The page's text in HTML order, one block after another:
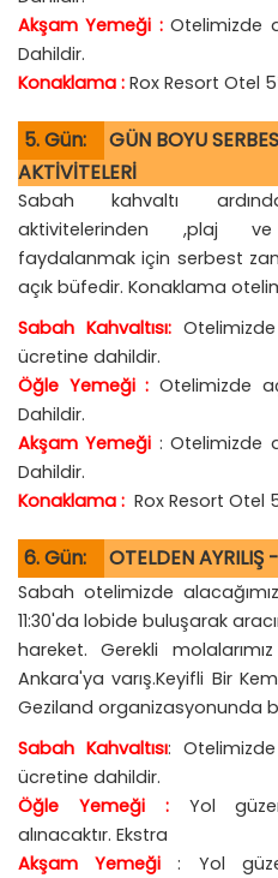
Akşam Yemeği :Otelimizde
Dahildir.
Konaklama : Rox Resort Otel
5. Gün:
GÜN BOYU
AKTİVİTELERİ
Sabah kahvaltı
aktivitelerinden ,plaj
faydalanmak için serbest
açık büfedir. Konaklama
Sabah Kahvaltısı:Otelimizde
ücretine dahildir.
Öğle Yemeği : Otelimizde
Dahildir.
Akşam Yemeği : Otelimizde
Dahildir.
Konaklama : Rox Resort Otel
6. Gün: OTELDEN AYRILIŞ
Sabah otelimizde
11:30'da lobide buluşarak
hareket. Gerekli
Ankara'ya varış.Keyifli Bir
Geziland organizasyonunda
Sabah Kahvaltısı:
ücretine dahildir.
Öğle Yemeği :Yol
alınacaktır. Ekstra
Akşam Yemeği: Yol